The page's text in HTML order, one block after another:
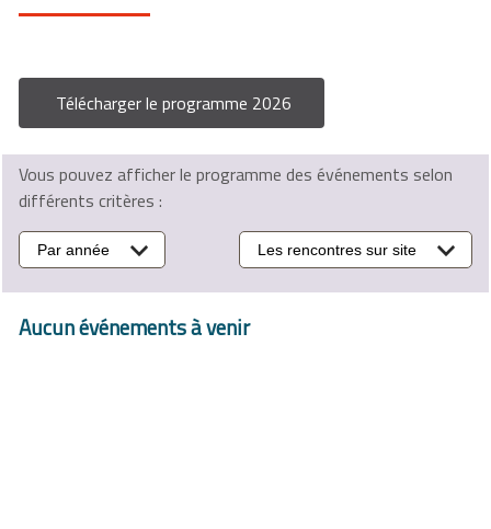
Télécharger le programme 2026
Vous pouvez afficher le programme des événements selon
différents critères :
Par année Les rencontres sur site
Aucun événements à venir